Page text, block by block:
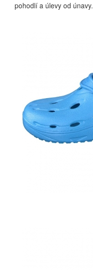
pohodlí a úlevy od únavy.